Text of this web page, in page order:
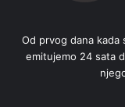
Od prvog dana kada
emitujemo 24 sata